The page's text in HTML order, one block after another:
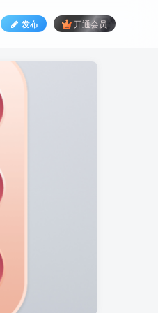
发布 开通会员